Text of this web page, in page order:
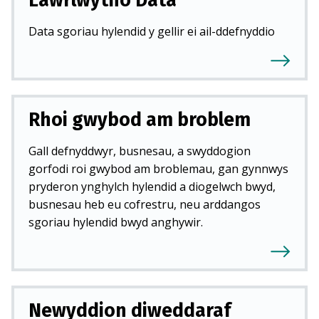
Data sgoriau hylendid y gellir ei ail-ddefnyddio
Rhoi gwybod am broblem
Gall defnyddwyr, busnesau, a swyddogion
gorfodi roi gwybod am broblemau, gan gynnwys
pryderon ynghylch hylendid a diogelwch bwyd,
busnesau heb eu cofrestru, neu arddangos
sgoriau hylendid bwyd anghywir.
Newyddion diweddaraf